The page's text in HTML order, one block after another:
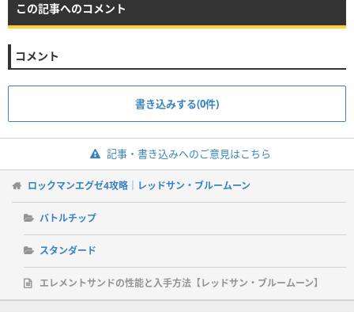
この記事へのコメント
コメント
書き込みする(0件)
記事・書き込みへのご意見はこちら
ロックマンエグゼ4攻略｜レッドサン・ブルームーン
バトルチップ
スタンダード
エレメントサンドの性能と入手方法【レッドサン・ブルームーン】